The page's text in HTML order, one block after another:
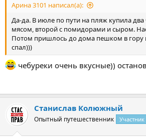
Арина 3101 написал(а):
Да-да. В июле по пути на пляж купила два
мясом, второй с помидорами и сыром.
Потом пришлось до дома пешком в гору
спал)))
чебуреки очень вкусные))
Станислав Колюжный
Опытный путешественник Участник